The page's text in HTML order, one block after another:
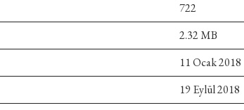
722
2.32 MB
11 Ocak 2018
19 Eylül 2018